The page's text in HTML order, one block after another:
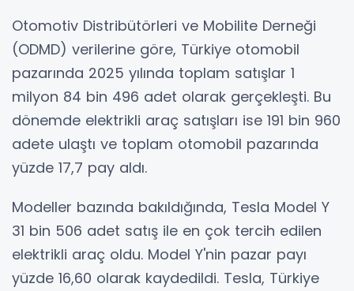
Otomotiv Distribütörleri ve Mobilite Derneği
(ODMD) verilerine göre, Türkiye otomobil
pazarında 2025 yılında toplam satışlar 1
milyon 84 bin 496 adet olarak gerçekleşti. Bu
dönemde elektrikli araç satışları ise 191 bin 960
adete ulaştı ve toplam otomobil pazarında
yüzde 17,7 pay aldı.
Modeller bazında bakıldığında, Tesla Model Y
31 bin 506 adet satış ile en çok tercih edilen
elektrikli araç oldu. Model Y'nin pazar payı
yüzde 16,60 olarak kaydedildi. Tesla, Türkiye